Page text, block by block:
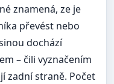
znamená, ze je
převést nebo
dochází
– čili vyznačením
zadní straně. Počet